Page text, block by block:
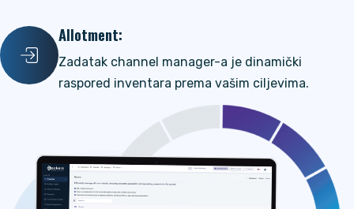
Allotment:
Zadatak channel manager-a je dinamički
raspored inventara prema vašim ciljevima.